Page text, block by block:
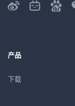
产品
下载